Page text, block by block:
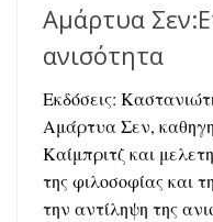
Αμάρτυα
ανισότητα
Εκδόσεις:
Αμάρτυα Σεν,
Καίμπριτζ και
της φιλοσοφίας και
την αντίληψη της